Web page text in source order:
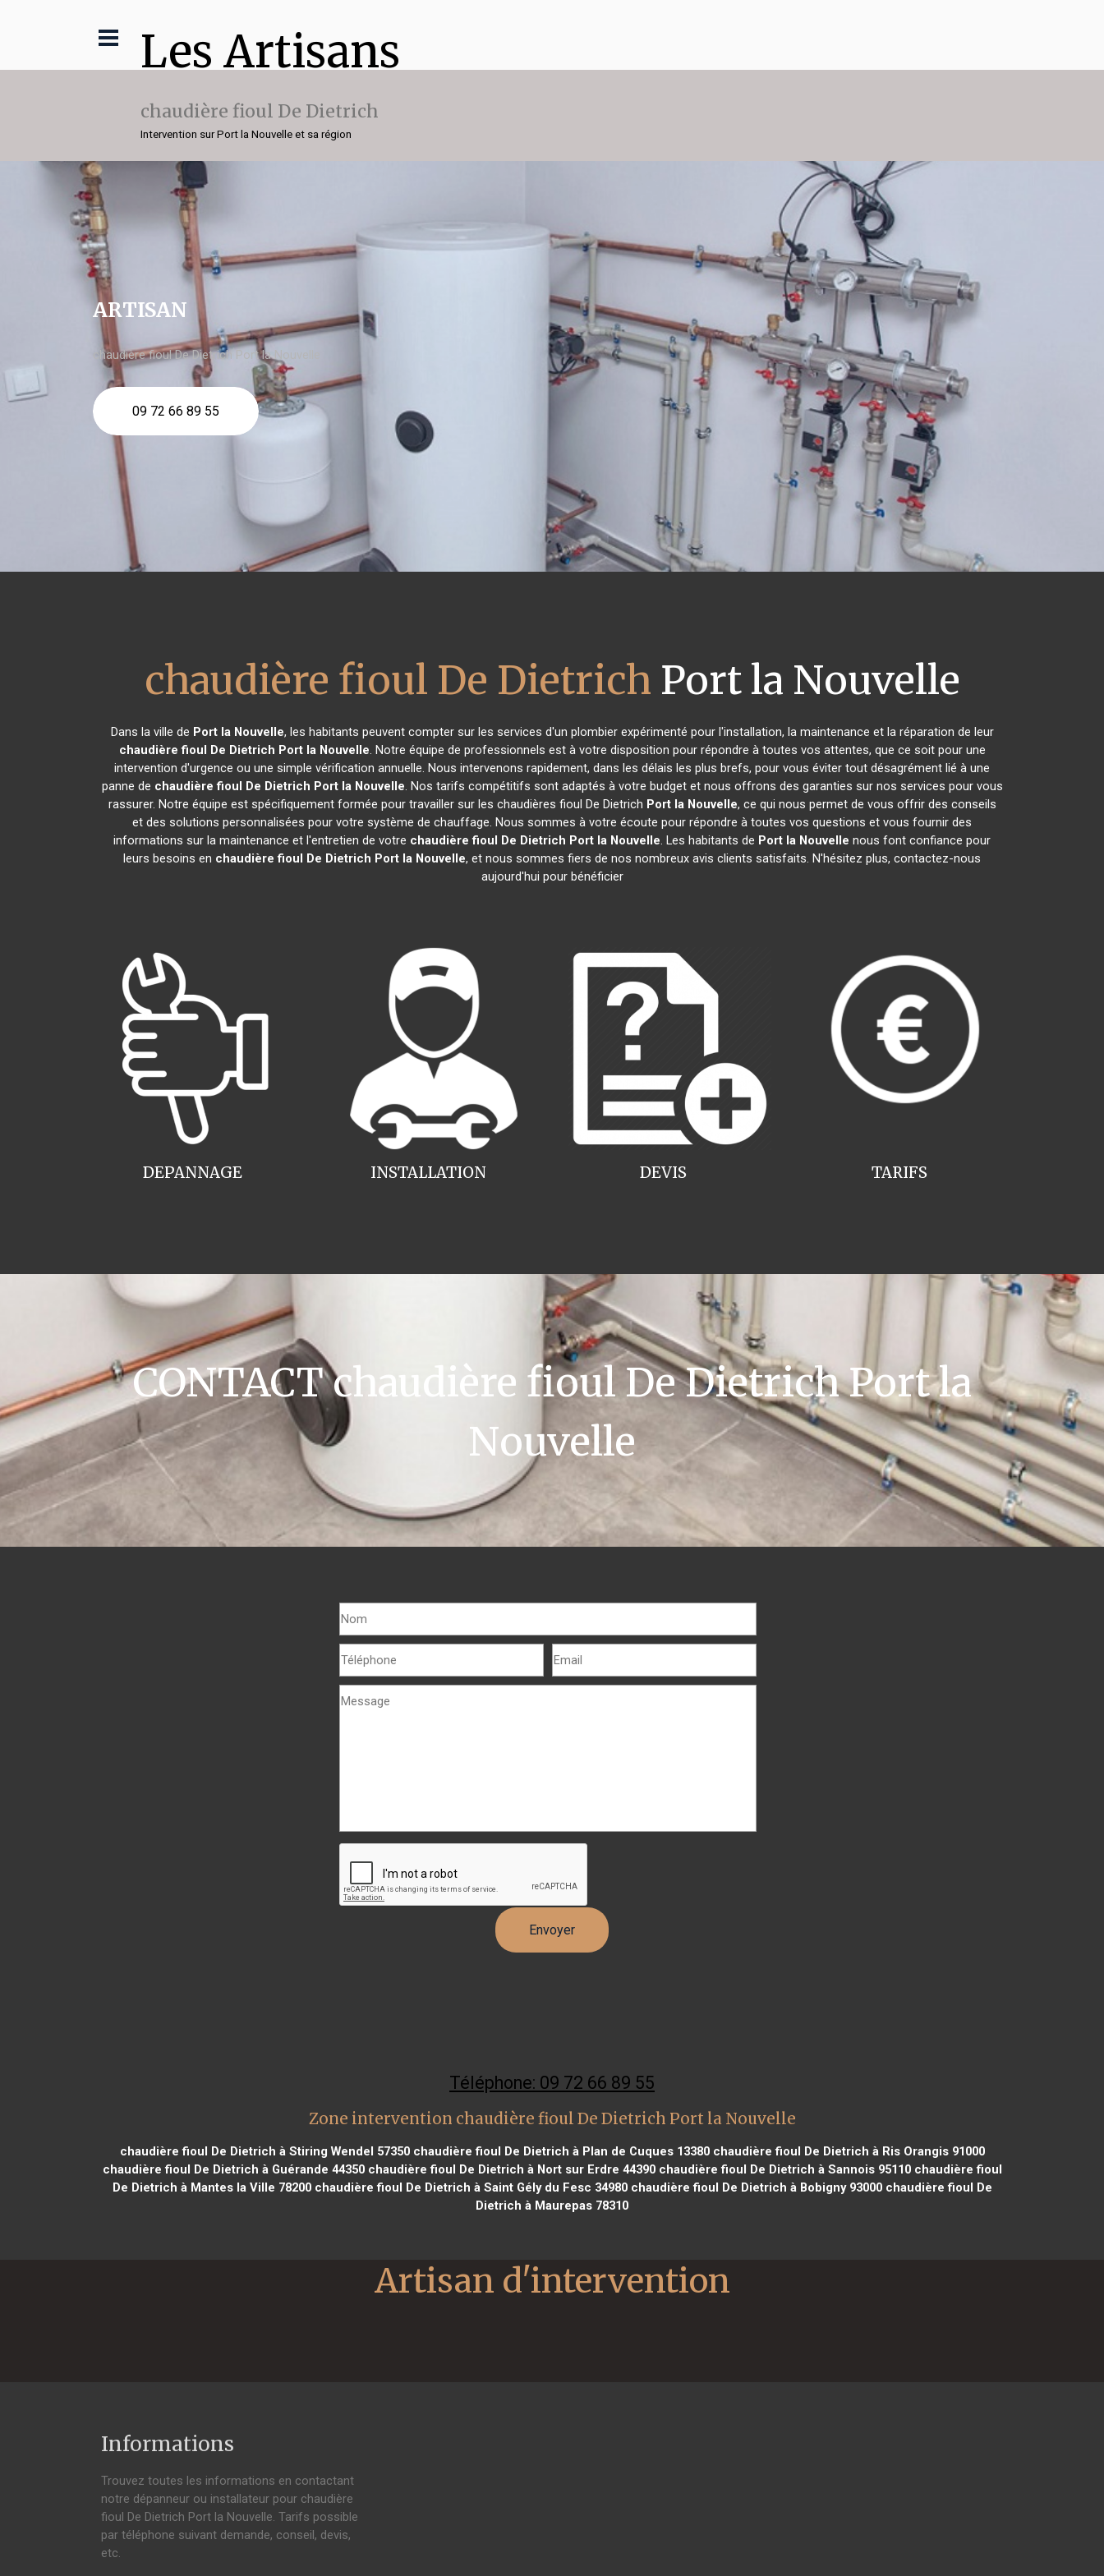
Les Artisans
chaudière fioul De Dietrich
Intervention sur Port la Nouvelle et sa région
ARTISAN
chaudière fioul De Dietrich Port la Nouvelle
09 72 66 89 55
chaudière fioul De Dietrich Port la Nouvelle
Dans la ville de Port la Nouvelle, les habitants peuvent compter sur les services d'un plombier expérimenté pour l'installation, la maintenance et la réparation de leur
chaudière fioul De Dietrich Port la Nouvelle. Notre équipe de professionnels est à votre disposition pour répondre à toutes vos attentes, que ce soit pour une
intervention d'urgence ou une simple vérification annuelle. Nous intervenons rapidement, dans les délais les plus brefs, pour vous éviter tout désagrément lié à une
panne de chaudière fioul De Dietrich Port la Nouvelle. Nos tarifs compétitifs sont adaptés à votre budget et nous offrons des garanties sur nos services pour vous
rassurer. Notre équipe est spécifiquement formée pour travailler sur les chaudières fioul De Dietrich Port la Nouvelle, ce qui nous permet de vous offrir des conseils
et des solutions personnalisées pour votre système de chauffage. Nous sommes à votre écoute pour répondre à toutes vos questions et vous fournir des
informations sur la maintenance et l'entretien de votre chaudière fioul De Dietrich Port la Nouvelle. Les habitants de Port la Nouvelle nous font confiance pour
leurs besoins en chaudière fioul De Dietrich Port la Nouvelle, et nous sommes fiers de nos nombreux avis clients satisfaits. N'hésitez plus, contactez-nous
aujourd'hui pour bénéficier
INSTALLATION
DEPANNAGE TARIFS
DEVIS
CONTACT chaudière fioul De Dietrich Port la
Nouvelle
Téléphone: 09 72 66 89 55
Zone intervention chaudière fioul De Dietrich Port la Nouvelle
chaudière fioul De Dietrich à Stiring Wendel 57350chaudière fioul De Dietrich à Plan de Cuques 13380chaudière fioul De Dietrich à Ris Orangis 91000
chaudière fioul De Dietrich à Guérande 44350chaudière fioul De Dietrich à Nort sur Erdre 44390chaudière fioul De Dietrich à Sannois 95110chaudière fioul
De Dietrich à Mantes la Ville 78200chaudière fioul De Dietrich à Saint Gély du Fesc 34980chaudière fioul De Dietrich à Bobigny 93000chaudière fioul De
Dietrich à Maurepas 78310
Informations
Trouvez toutes les informations en contactant
notre dépanneur ou installateur pour chaudière
fioul De Dietrich Port la Nouvelle. Tarifs possible
par téléphone suivant demande, conseil, devis,
etc.
Artisan d'intervention